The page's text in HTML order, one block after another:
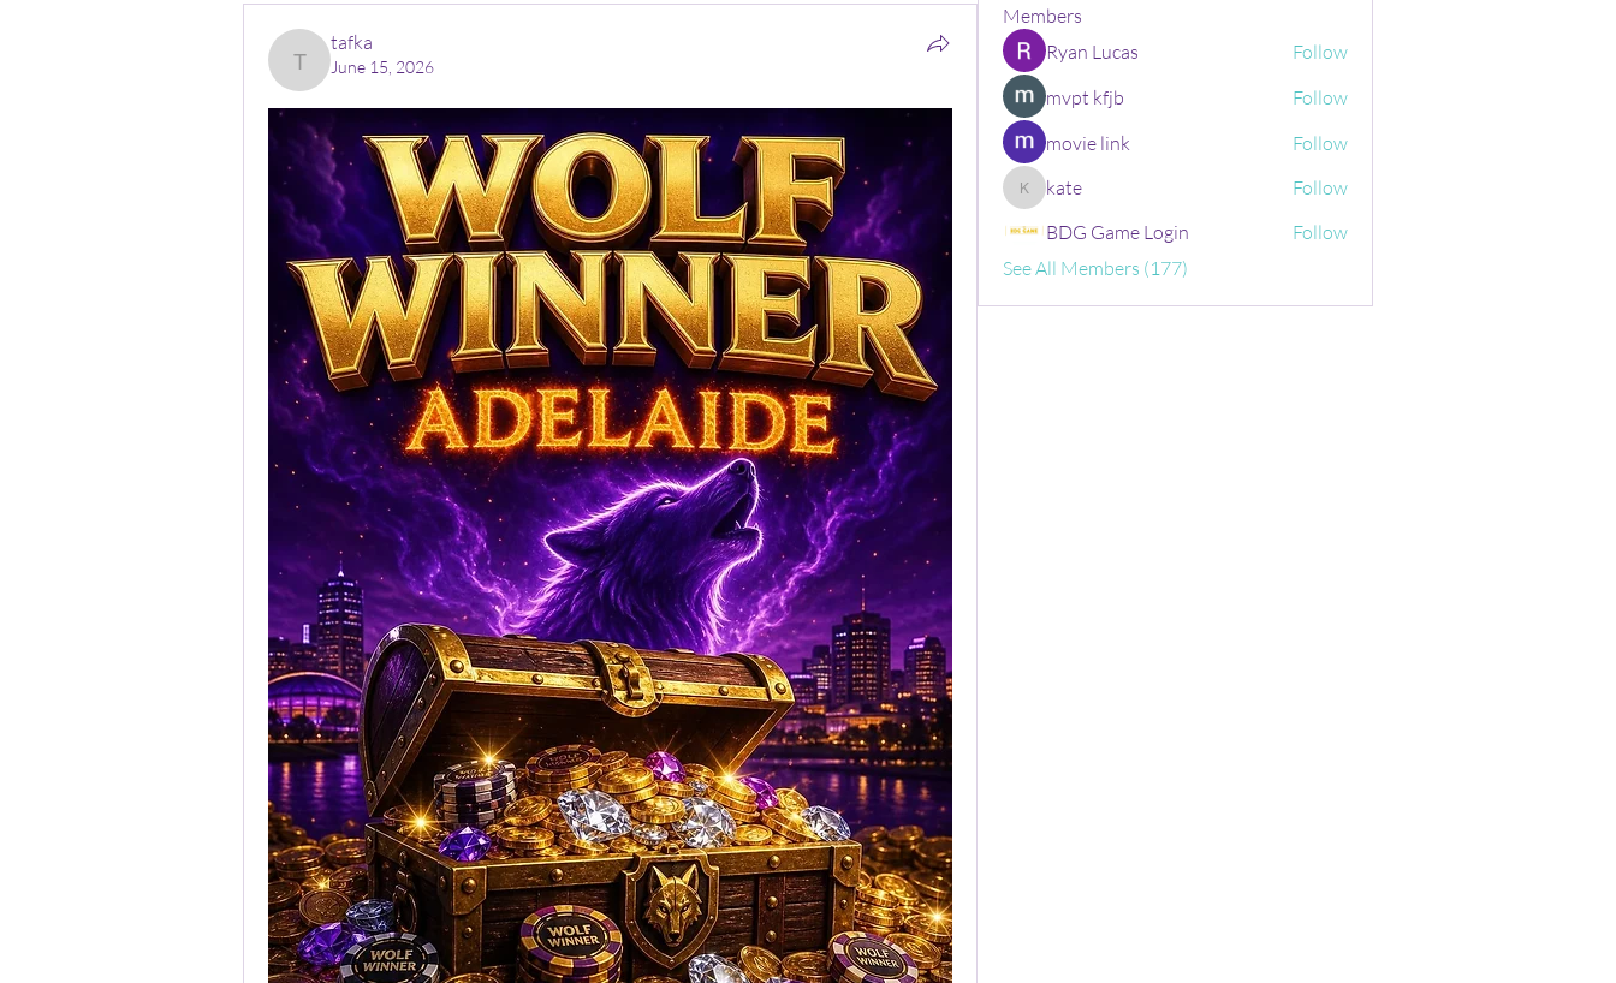
tafka
tafka
June 15, 2026
Members
Ryan Lucas
Follow
mvpt kfjb
Follow
movie link
Follow
katekate
Follow
BDG Game Login
Follow
See All Members (177)